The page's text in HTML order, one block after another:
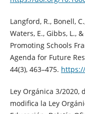
Langford, R., Bonell,
Waters, E., Gibbs, L.,
Promoting Schools
Agenda for Future
44(3), 463–475.
Ley Orgánica 3/2020,
modifica la Ley